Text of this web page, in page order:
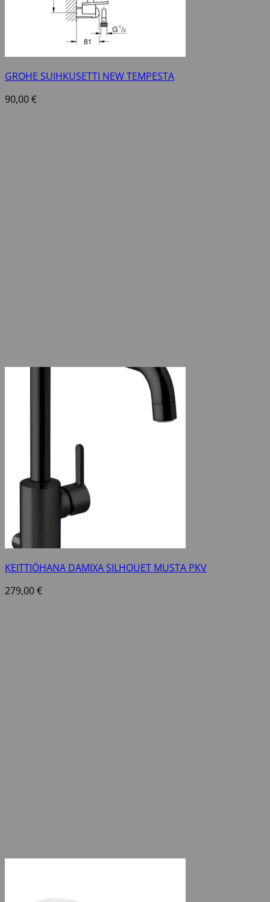
GROHE SUIHKUSETTI NEW TEMPESTA
90,00€
KEITTIÖHANA DAMIXA SILHOUET MUSTA PKV
279,00€